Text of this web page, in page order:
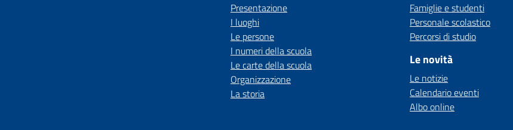
Presentazione
I luoghi
Le persone
I numeri della scuola
Le carte della scuola
Organizzazione
La storia
Famiglie e studenti
Personale scolastico
Percorsi di studio
Le novità
Le notizie
Calendario eventi
Albo online